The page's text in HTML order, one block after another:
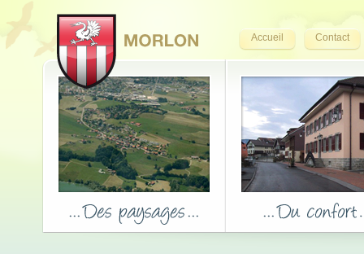
Accueil Contact